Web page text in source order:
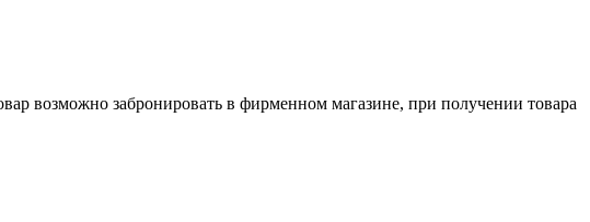
возможно забронировать в фирменном магазине, при получении товара